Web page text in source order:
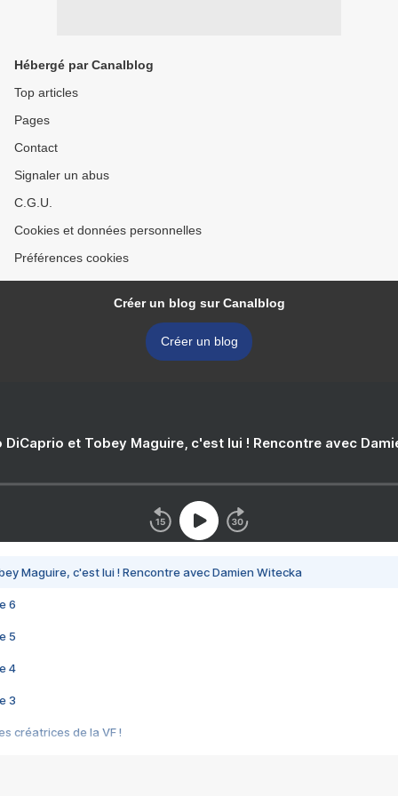
Hébergé par Canalblog
Top articles
Pages
Contact
Signaler un abus
C.G.U.
Cookies et données personnelles
Préférences cookies
Créer un blog sur Canalblog
Créer un blog
DiCaprio et Tobey Maguire, c'est lui ! Rencontre avec
Maguire, c'est lui ! Rencontre avec Damien Witecka
6
5
4
3
créatrices de la VF !